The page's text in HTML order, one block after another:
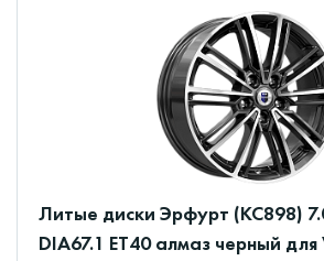
Литые диски Эрфурт (КС898)
DIA67.1 ET40 алмаз черный